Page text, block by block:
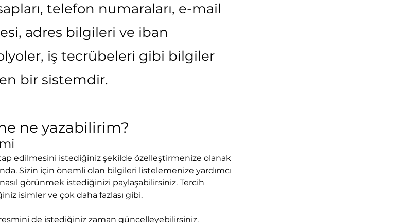
telefon numaraları, e-mail
adres bilgileri ve iban
iş tecrübeleri gibi bilgiler
bir sistemdir.
ne yazabilirim?
edilmesini istediğiniz şekilde özelleştirmenize olanak
Sizin için önemli olan bilgileri listelemenize yardımcı
görünmek istediğinizi paylaşabilirsiniz. Tercih
isimler ve çok daha fazlası gibi.
resmini de istediğiniz zaman güncelleyebilirsiniz.